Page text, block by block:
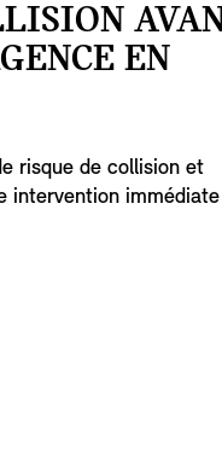
EN
risque de collision et
intervention